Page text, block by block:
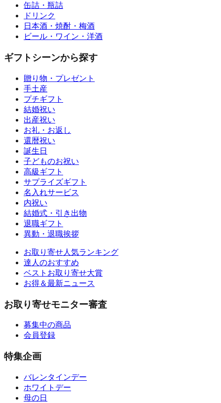
缶詰・瓶詰
ドリンク
日本酒・焼酎・梅酒
ビール・ワイン・洋酒
ギフトシーンから探す
贈り物・プレゼント
手土産
プチギフト
結婚祝い
出産祝い
お礼・お返し
還暦祝い
誕生日
子どものお祝い
高級ギフト
サプライズギフト
名入れサービス
内祝い
結婚式・引き出物
退職ギフト
異動・退職挨拶
お取り寄せ人気ランキング
達人のおすすめ
ベストお取り寄せ大賞
お得＆最新ニュース
お取り寄せモニター審査
募集中の商品
会員登録
特集企画
バレンタインデー
ホワイトデー
母の日